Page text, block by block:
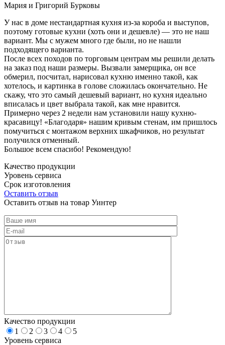
Мария и Григорий Бурковы
У нас в доме нестандартная кухня из-за короба и выступов,
поэтому готовые кухни (хоть они и дешевле) — это не наш
вариант. Мы с мужем много где были, но не нашли
подходящего варианта.
После всех походов по торговым центрам мы решили делать
на заказ под наши размеры. Вызвали замерщика, он все
обмерил, посчитал, нарисовал кухню именно такой, как
хотелось, и картинка в голове сложилась окончательно. Не
скажу, что это самый дешевый вариант, но кухня идеально
вписалась и цвет выбрала такой, как мне нравится.
Примерно через 2 недели нам установили нашу кухню-
красавицу! «Благодаря» нашим кривым стенам, им пришлось
помучиться с монтажом верхних шкафчиков, но результат
получился отменный.
Большое всем спасибо! Рекомендую!
Качество продукции
Уровень сервиса
Срок изготовления
Оставить отзыв
Оставить отзыв на товар Уинтер
Качество продукции
1
2 3 4
5
Уровень сервиса